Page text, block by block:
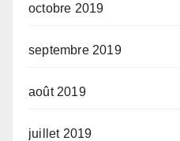
octobre 2019
septembre 2019
août 2019
juillet 2019